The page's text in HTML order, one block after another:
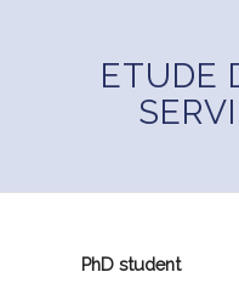
ETUDE
PhD student